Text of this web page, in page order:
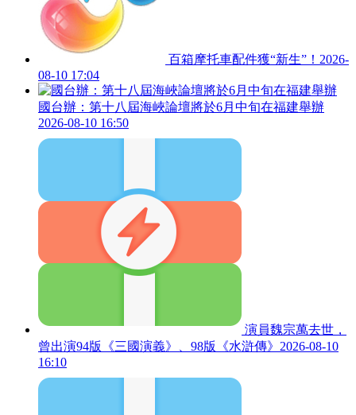
百箱摩托車配件獲“新生”！ 2026-
08-10 17:04
國台辦：第十八屆海峽論壇將於6月中旬在福建舉辦
2026-08-10 16:50
演員魏宗萬去世，
曾出演94版《三國演義》、98版《水滸傳》 2026-08-10
16:10